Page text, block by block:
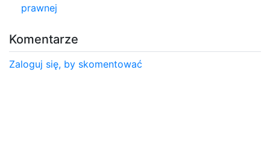
prawnej
Komentarze
Zaloguj się, by skomentować